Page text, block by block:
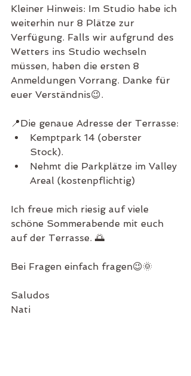
Kleiner Hinweis: Im Studio habe ich
weiterhin nur 8 Plätze zur
Verfügung. Falls wir aufgrund des
Wetters ins Studio wechseln
müssen, haben die ersten 8
Anmeldungen Vorrang. Danke für
euer Verständnis😉.
📍Die genaue Adresse der Terrasse:
Kemptpark 14 (oberster
Stock).
Nehmt die Parkplätze im Valley
Areal (kostenpflichtig)
Ich freue mich riesig auf viele
schöne Sommerabende mit euch
auf der Terrasse. 🌅
Bei Fragen einfach fragen😉🌞
Saludos
Nati